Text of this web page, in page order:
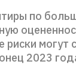
по
риски могут
2023